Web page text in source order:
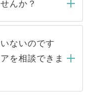
気のある医療機
募が殺到する場
に合った人材の
るケースが増え
せん。内定先へ
ートナーが行い
んか？
はありませんの
イトからの登録
の個人情報は、
よび転職活動の
す。お預かりし
はご本人の許可
ないのです
を相談できま